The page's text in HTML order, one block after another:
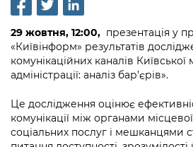
Рішення та розпорядження
Проєкти розпоряджень, що
перебувають на
Рішення Київради
Контактна інформація
Графік роботи та прийому
Освіта та навчальні заклади
Дороги, транспорт та
Навколишнє середовище
Містобудування та земельні
Культура, спорт, дозвілля
Громадська експертиза
Громадський бюджет
Консультації з громадськістю
Громадська рада
Петиції
Інформація з обмеженим
Подати запит онлайн
інших актів
Нормативна база
Медіагалерея
Підписатися на новини та
КМДА / Subscribe to
from the KCSA
Порядок акредитації медіа /
Accreditation process
Портал Послуг
29 жовтня, 12:00, презентація у
«Київінформ» результатів
комунікаційних каналів Київської
адміністрації: аналіз бар’єрів».
Це дослідження оцінює
комунікації між органами
соціальних послуг і мешканцями